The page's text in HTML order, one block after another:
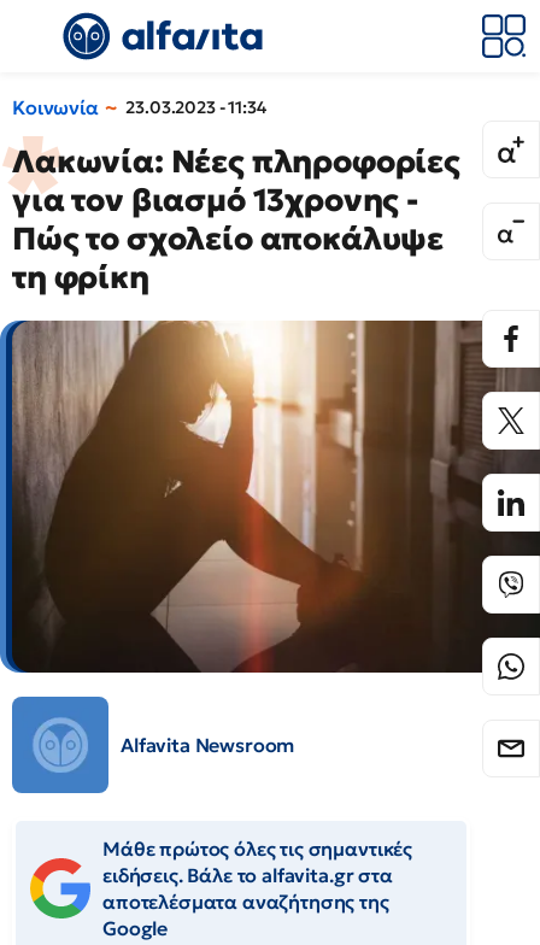
Κοινωνία 23.03.2023 - 11:34
Λακωνία: Νέες πληροφορίες
για τον βιασμό 13χρονης -
Πώς το σχολείο αποκάλυψε
τη φρίκη
Alfavita Newsroom
Μάθε πρώτος όλες τις σημαντικές
ειδήσεις. Βάλε το alfavita.gr στα
αποτελέσματα αναζήτησης της
Google